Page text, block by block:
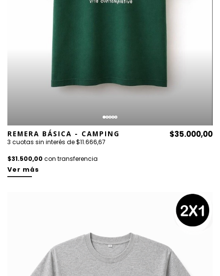
REMERA BÁSICA - CAMPING
3 cuotas sin interés de $11.666,67
$31.500,00 con transferencia
$35.000,00
Ver más